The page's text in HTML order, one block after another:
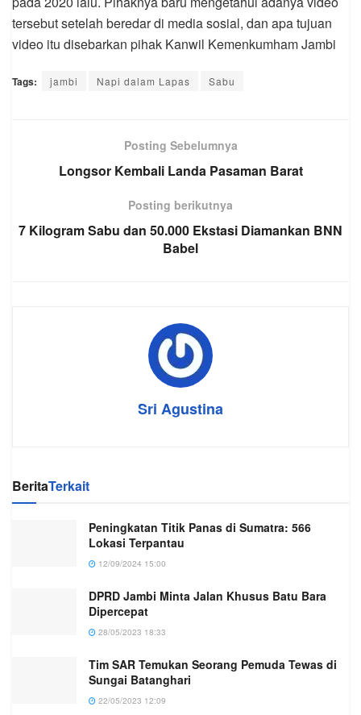
tersebut setelah beredar di media sosial, dan apa tujuan
video itu disebarkan pihak Kanwil Kemenkumham Jambi
Tags: jambi Napi dalam Lapas Sabu
Posting Sebelumnya
Longsor Kembali Landa Pasaman Barat
Posting berikutnya
7 Kilogram Sabu dan 50.000 Ekstasi Diamankan BNN
Babel
Sri Agustina
BeritaTerkait
Peningkatan Titik Panas di Sumatra: 566
Lokasi Terpantau
12/09/2024 15:00
DPRD Jambi Minta Jalan Khusus Batu Bara
Dipercepat
28/05/2023 18:33
Tim SAR Temukan Seorang Pemuda Tewas di
Sungai Batanghari
22/05/2023 12:09